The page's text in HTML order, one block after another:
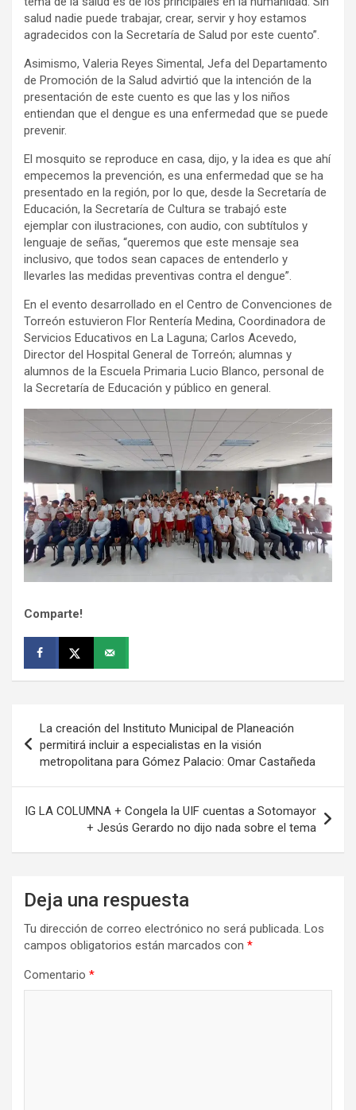
salud nadie puede trabajar, crear, servir y hoy estamos
agradecidos con la Secretaría de Salud por este cuento”.
Asimismo, Valeria Reyes Simental, Jefa del Departamento
de Promoción de la Salud advirtió que la intención de la
presentación de este cuento es que las y los niños
entiendan que el dengue es una enfermedad que se puede
prevenir.
El mosquito se reproduce en casa, dijo, y la idea es que ahí
empecemos la prevención, es una enfermedad que se ha
presentado en la región, por lo que, desde la Secretaría de
Educación, la Secretaría de Cultura se trabajó este
ejemplar con ilustraciones, con audio, con subtítulos y
lenguaje de señas, “queremos que este mensaje sea
inclusivo, que todos sean capaces de entenderlo y
llevarles las medidas preventivas contra el dengue”.
En el evento desarrollado en el Centro de Convenciones de
Torreón estuvieron Flor Rentería Medina, Coordinadora de
Servicios Educativos en La Laguna; Carlos Acevedo,
Director del Hospital General de Torreón; alumnas y
alumnos de la Escuela Primaria Lucio Blanco, personal de
la Secretaría de Educación y público en general.
Comparte!
de
entradas
La creación del Instituto Municipal de Planeación
permitirá incluir a especialistas en la visión
metropolitana para Gómez Palacio: Omar Castañeda
IG LA COLUMNA + Congela la UIF cuentas a Sotomayor
+ Jesús Gerardo no dijo nada sobre el tema
Deja una respuesta
Tu dirección de correo electrónico no será publicada. Los
campos obligatorios están marcados con *
Comentario *